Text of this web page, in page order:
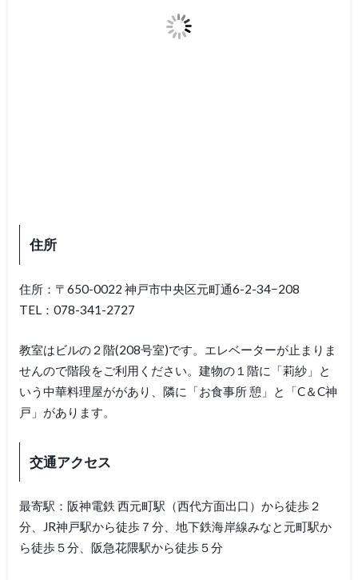
住所
住所：〒650-0022 神戸市中央区元町通6-2-34−208
TEL：078-341-2727
教室はビルの２階(208号室)です。エレベーターが止まりま
せんので階段をご利用ください。建物の１階に「莉紗」と
いう中華料理屋ががあり、隣に「お食事所 憩」と「C＆C神
戸」があります。
交通アクセス
最寄駅：阪神電鉄 西元町駅（西代方面出口）から徒歩２
分、JR神戸駅から徒歩７分、地下鉄海岸線みなと元町駅か
ら徒歩５分、阪急花隈駅から徒歩５分